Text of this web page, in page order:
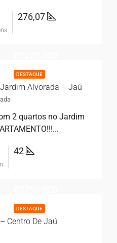
276,07
DESTAQUE
Alvorada – Jaú
2 quartos no Jardim
42
DESTAQUE
Centro De Jaú